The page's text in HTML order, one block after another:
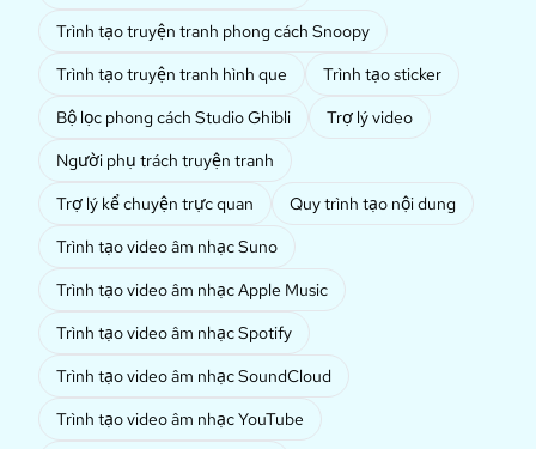
Trình tạo truyện tranh phong cách Snoopy
Trình tạo truyện tranh hình que
Trình tạo sticker
Bộ lọc phong cách Studio Ghibli
Trợ lý video
Người phụ trách truyện tranh
Trợ lý kể chuyện trực quan
Quy trình tạo nội dung
Trình tạo video âm nhạc Suno
Trình tạo video âm nhạc Apple Music
Trình tạo video âm nhạc Spotify
Trình tạo video âm nhạc SoundCloud
Trình tạo video âm nhạc YouTube